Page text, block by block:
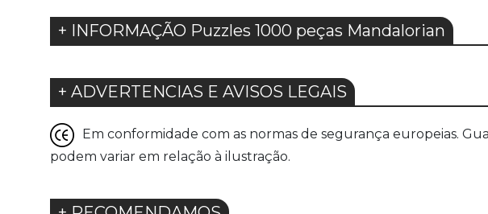
+ INFORMAÇÃO Puzzles 1000 peças Mandalorian
+ ADVERTENCIAS E AVISOS LEGAIS
Em conformidade com as normas de segurança europeias.
podem variar em relação à ilustração.